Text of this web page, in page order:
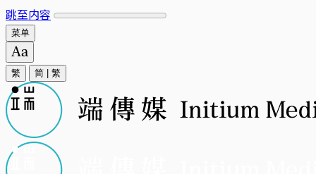
跳至内容
菜单
繁 简 繁